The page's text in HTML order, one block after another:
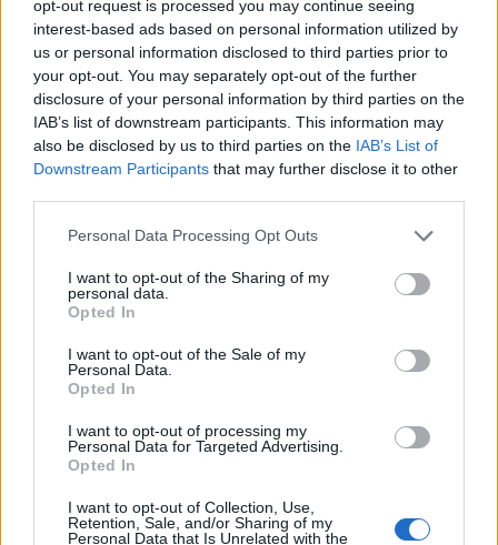
opt-out request is processed you may continue seeing
interest-based ads based on personal information utilized by
us or personal information disclosed to third parties prior to
your opt-out. You may separately opt-out of the further
disclosure of your personal information by third parties on the
IAB’s list of downstream participants. This information may
also be disclosed by us to third parties on the IAB’s List of
Downstream Participants that may further disclose it to other
Personal Data Processing Opt Outs
I want to opt-out of the Sharing of my
personal data.
Opted In
I want to opt-out of the Sale of my
Personal Data.
Opted In
I want to opt-out of processing my
Personal Data for Targeted Advertising.
Opted In
I want to opt-out of Collection, Use,
Retention, Sale, and/or Sharing of my
Personal Data that Is Unrelated with the
του Ηρακλείου
ΕΡΓΑΣΙΑ
Πώς αμείβεται η εργασία τον
Δεκαπενταύγουστο
Τι ισχύει για μισθούς και
ημερομίσθια, την προσαύξηση 75%
και την απασχόληση κατά την έκτη
ημέρα, σύμφωνα με την ενημέρωση
της ΓΣΕΕ
Η ΑΝΤΑΡΣΥΑ Λέσβου κατά της
Λευκής Νύχτας στη Μυτιλήνη
εμποροϋπαλλήλων και ζητά
αυξήσεις μισθών και μείωση του
χρόνου εργασίας
υπαλλήλων για τη Λευκή Νύχτα
της Μυτιλήνης